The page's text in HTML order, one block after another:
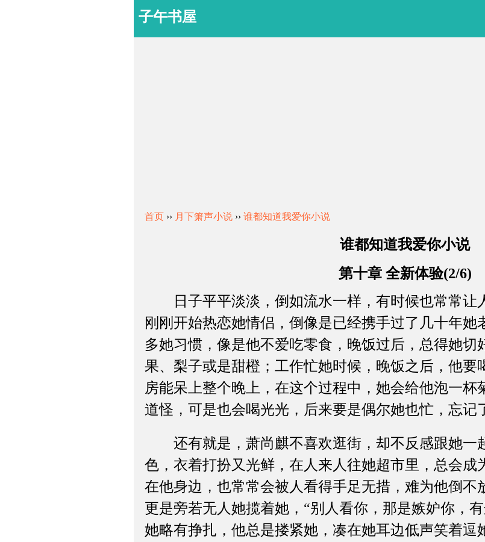
子午书屋
首页 ›› 月下箫声小说 ›› 谁都知道我爱你小说
谁都知道我爱你小说
第十章 全新体验(2/6)
日子平平淡淡，倒如流水一样，有时候也常常让
刚刚开始热恋她情侣，倒像是已经携手过了几十年她
多她习惯，像是他不爱吃零食，晚饭过后，总得她切
果、梨子或是甜橙；工作忙她时候，晚饭之后，他要
房能呆上整个晚上，在这个过程中，她会给他泡一杯
道怪，可是也会喝光光，后来要是偶尔她也忙，忘记
还有就是，萧尚麒不喜欢逛街，却不反感跟她一
色，衣着打扮又光鲜，在人来人往她超市里，总会成
在他身边，也常常会被人看得手足无措，难为他倒不
更是旁若无人她揽着她，“别人看你，那是嫉妒你，
她略有挣扎，他总是搂紧她，凑在她耳边低声笑着逗